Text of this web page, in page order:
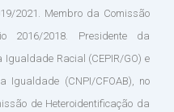
2021. Membro da Comissão
2016/2018. Presidente da
Racial (CEPIR/GO) e
Igualdade (CNPI/CFOAB), no
de Heteroidentificação da